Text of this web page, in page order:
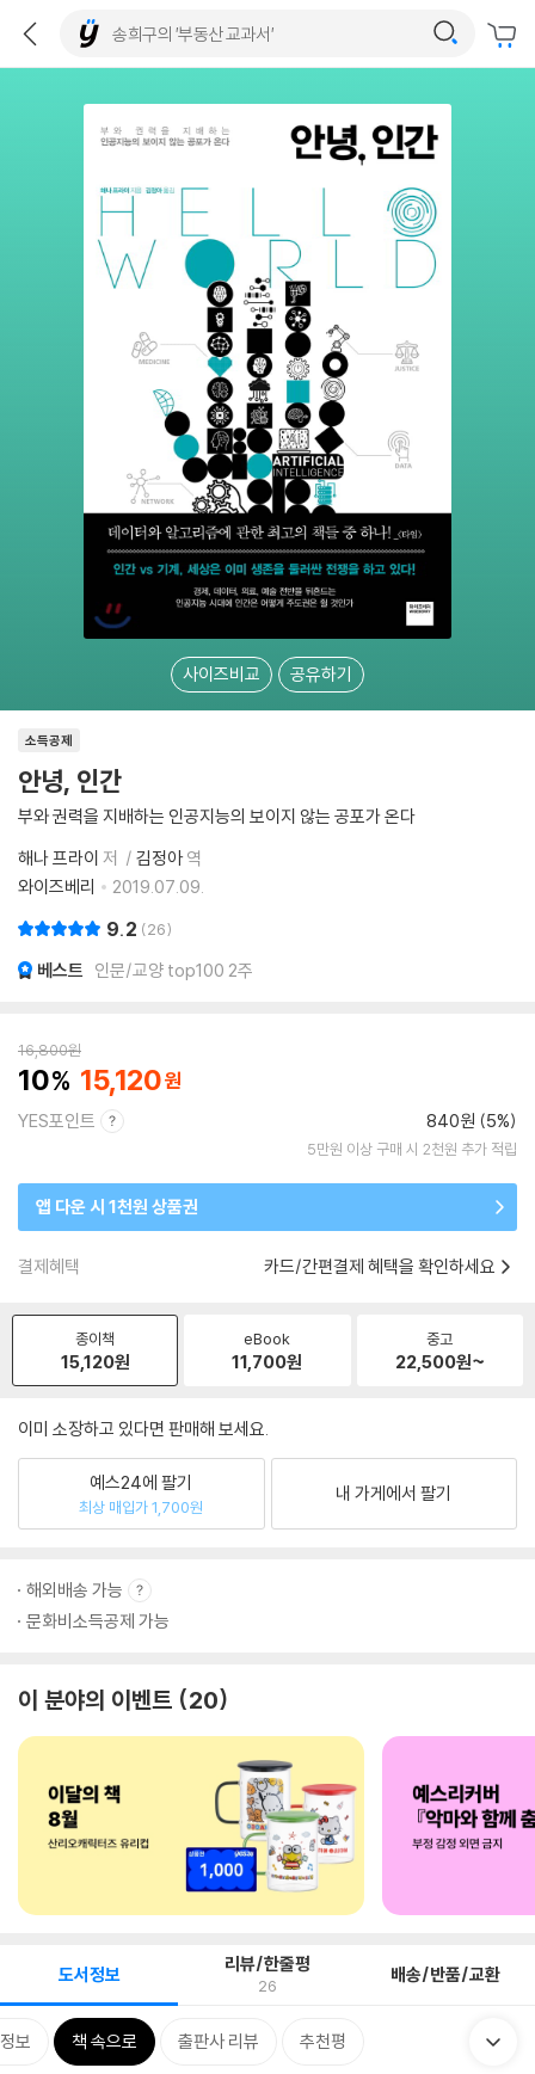
사이즈비교 공유하기
소득공제
안녕, 인간
부와 권력을 지배하는 인공지능의 보이지 않는 공포가 온다
해나 프라이 저 김정아역
와이즈베리
2019.07.09.
9.2 26
베스트 인문/교양 top100 2주
16,800원
10 15,120
YES포인트 840원 (5%)
5만원 이상 구매 시 2천원 추가 적립
앱 다운 시 1천원 상품권
결제혜택 카드/간편결제 혜택을 확인하세요
종이책
15,120원
eBook
11,700원
중고
22,500원~
이미 소장하고 있다면 판매해 보세요.
예스24에 팔기
최상 매입가 1,700원
내 가게에서 팔기
해외배송 가능
문화비소득공제 가능
이 분야의 이벤트 20
도서정보 리뷰/한줄평
26 배송/반품/교환
보 책 속으로 출판사 리뷰 추천평